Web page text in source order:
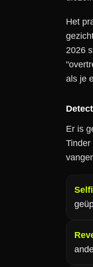
Het
2026
als je
Er is